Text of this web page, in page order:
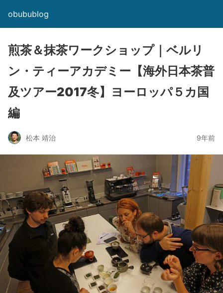
obubublog
煎茶＆抹茶ワークショップ｜ベルリ
ン・ティーアカデミー【海外日本茶普
及ツアー2017冬】ヨーロッパ５カ国
編
松本 靖治 9年前